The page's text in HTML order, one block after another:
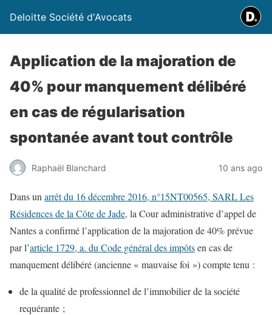
Deloitte Société d'Avocats
Application de la majoration de
40% pour manquement délibéré
en cas de régularisation
spontanée avant tout contrôle
Raphaël Blanchard 10 ans ago
Dans un arrêt du 16 décembre 2016, n°15NT00565, SARL Les
Résidences de la Côte de Jade, la Cour administrative d’appel de
Nantes a confirmé l’application de la majoration de 40% prévue
par l’article 1729, a. du Code général des impôtsen cas de
manquement délibéré (ancienne « mauvaise foi ») compte tenu :
de la qualité de professionnel de l’immobilier de la société
requérante ;